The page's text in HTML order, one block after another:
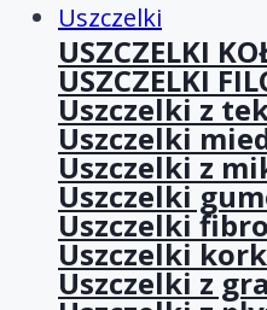
Uszczelki
USZCZELKI
USZCZELKI
Uszczelki z
Uszczelki
Uszczelki z
Uszczelki
Uszczelki
Uszczelki
Uszczelki z